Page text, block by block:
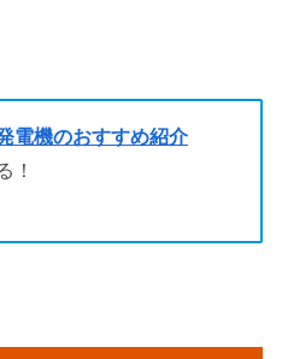
電機のおすすめ紹介
！